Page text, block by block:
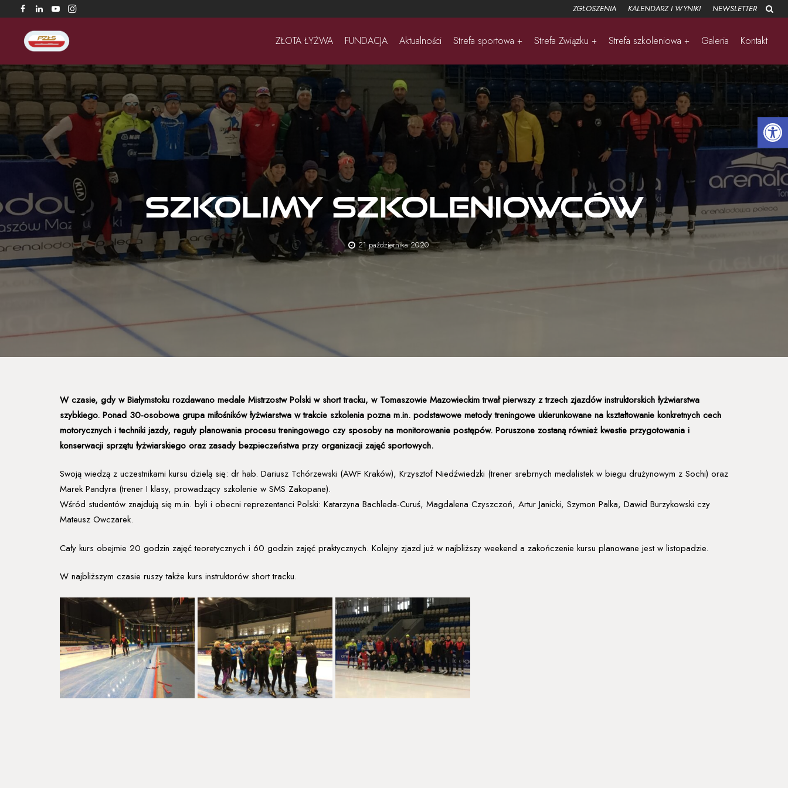
ZGŁOSZENIA KALENDARZ I WYNIKI NEWSLETTER
ZŁOTA ŁYŻWA FUNDACJA Aktualności Strefa sportowa + Strefa Związku + Strefa szkoleniowa + Galeria Kontakt
Szkolimy Szkoleniowców
21 października 2020
W czasie, gdy w Białymstoku rozdawano medale Mistrzostw Polski w short tracku, w Tomaszowie Mazowieckim trwał pierwszy z trzech zjazdów instruktorskich łyżwiarstwa
szybkiego. Ponad 30-osobowa grupa miłośników łyżwiarstwa w trakcie szkolenia pozna m.in. podstawowe metody treningowe ukierunkowane na kształtowanie konkretnych cech
motorycznych i techniki jazdy, reguły planowania procesu treningowego czy sposoby na monitorowanie postępów. Poruszone zostaną również kwestie przygotowania i
konserwacji sprzętu łyżwiarskiego oraz zasady bezpieczeństwa przy organizacji zajęć sportowych.
Swoją wiedzą z uczestnikami kursu dzielą się: dr hab. Dariusz Tchórzewski (AWF Kraków), Krzysztof Niedźwiedzki (trener srebrnych medalistek w biegu drużynowym z Sochi) oraz
Marek Pandyra (trener I klasy, prowadzący szkolenie w SMS Zakopane).
Wśród studentów znajdują się m.in. byli i obecni reprezentanci Polski: Katarzyna Bachleda-Curuś, Magdalena Czyszczoń, Artur Janicki, Szymon Palka, Dawid Burzykowski czy
Mateusz Owczarek.
Cały kurs obejmie 20 godzin zajęć teoretycznych i 60 godzin zajęć praktycznych. Kolejny zjazd już w najbliższy weekend a zakończenie kursu planowane jest w listopadzie.
W najbliższym czasie ruszy także kurs instruktorów short tracku.